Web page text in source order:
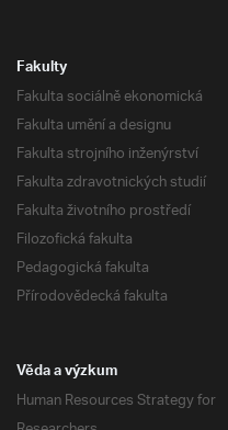
Fakulty
Fakulta sociálně ekonomická
Fakulta umění a designu
Fakulta strojního inženýrství
Fakulta zdravotnických studií
Fakulta životního prostředí
Filozofická fakulta
Pedagogická fakulta
Přírodovědecká fakulta
Věda a výzkum
Human Resources Strategy for